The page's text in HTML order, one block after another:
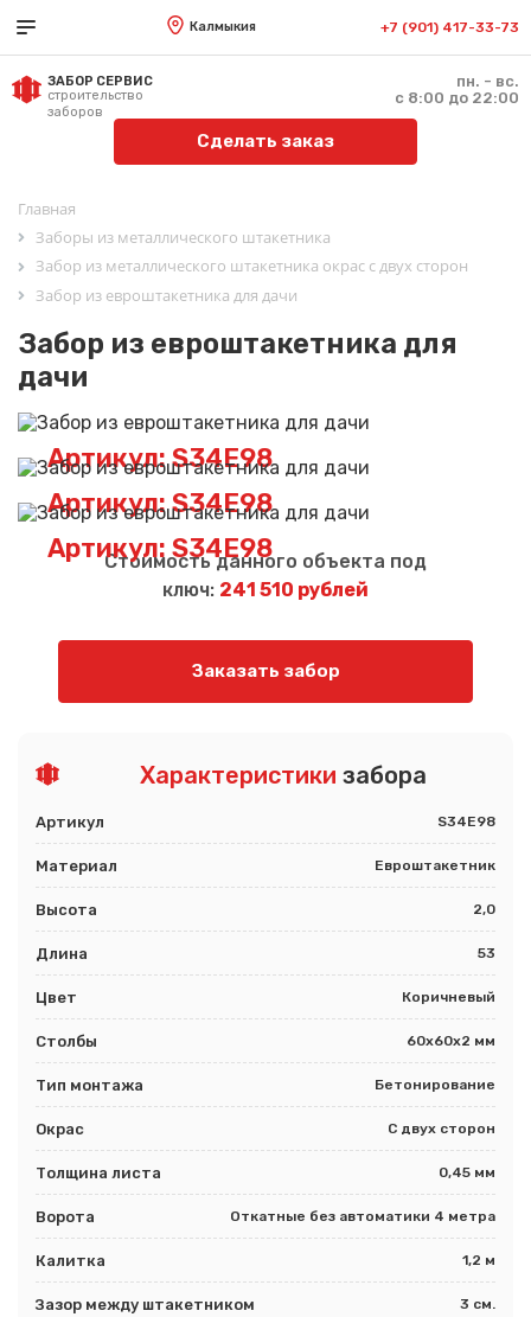
Калмыкия +7 (901) 417-33-73
ЗАБОР СЕРВИС
строительство
заборов
пн. - вс.
с 8:00 до 22:00
Сделать заказ
Главная
Заборы из металлического штакетника
Забор из металлического штакетника окрас с двух сторон
Забор из евроштакетника для дачи
Забор из евроштакетника для
дачи
Артикул: S34E98
Артикул: S34E98
Артикул: S34E98
Стоимость данного объекта под
ключ: 241 510 рублей
Заказать забор
Характеристики забора
Артикул S34E98
Материал Евроштакетник
Высота 2,0
Длина 53
Цвет Коричневый
Столбы 60х60х2 мм
Тип монтажа Бетонирование
Окрас С двух сторон
Толщина листа 0,45 мм
Ворота Откатные без автоматики 4 метра
Калитка 1,2 м
Зазор между штакетником 3 см.